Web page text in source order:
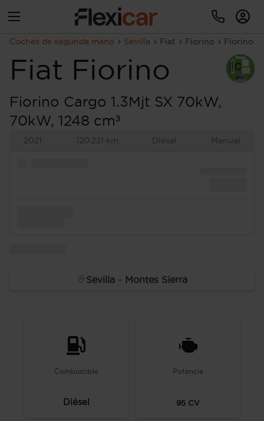
Coches de segunda mano Sevilla Fiat Fiorino Fiorino
Fiat Fiorino
Fiorino Cargo 1.3Mjt SX 70kW,
70kW, 1248 cm³
2021 120.221 km Diésel Manual
Sevilla - Montes Sierra
Combustible
Diésel
Potencia
95 CV